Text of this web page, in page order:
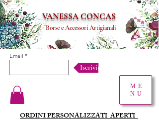
VANESSA CONCAS
Email
Iscriviti!
ME
NU
ORDINI PERSONALIZZATIAPERTI
Borse e Accessori Artigianali